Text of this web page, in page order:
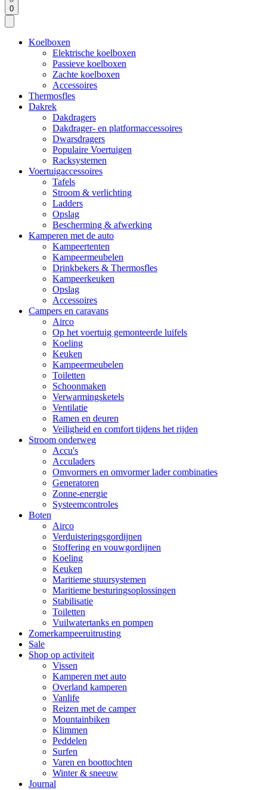
0
Koelboxen
Elektrische koelboxen
Passieve koelboxen
Zachte koelboxen
Accessoires
Thermosfles
Dakrek
Dakdragers
Dakdrager- en platformaccessoires
Dwarsdragers
Populaire Voertuigen
Racksystemen
Voertuigaccessoires
Tafels
Stroom & verlichting
Ladders
Opslag
Bescherming & afwerking
Kamperen met de auto
Kampeertenten
Kampeermeubelen
Drinkbekers & Thermosfles
Kampeerkeuken
Opslag
Accessoires
Campers en caravans
Airco
Op het voertuig gemonteerde luifels
Koeling
Keuken
Kampeermeubelen
Toiletten
Schoonmaken
Verwarmingsketels
Ventilatie
Ramen en deuren
Veiligheid en comfort tijdens het rijden
Stroom onderweg
Accu's
Acculaders
Omvormers en omvormer lader combinaties
Generatoren
Zonne-energie
Systeemcontroles
Boten
Airco
Verduisteringsgordijnen
Stoffering en vouwgordijnen
Koeling
Keuken
Maritieme stuursystemen
Maritieme besturingsoplossingen
Stabilisatie
Toiletten
Vuilwatertanks en pompen
Zomerkampeeruitrusting
Sale
Shop op activiteit
Vissen
Kamperen met auto
Overland kamperen
Vanlife
Reizen met de camper
Mountainbiken
Klimmen
Peddelen
Surfen
Varen en boottochten
Winter & sneeuw
Journal